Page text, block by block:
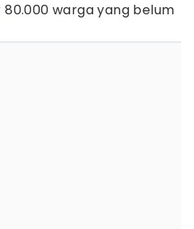
warga yang belum